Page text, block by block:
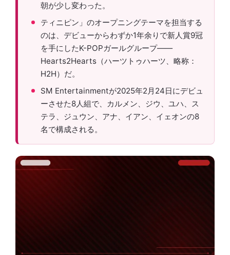
朝が少し変わった。
ティニピン」のオープニングテーマを担当する
のは、デビューからわずか1年余りで新人賞9冠
を手にしたK-POPガールグループ——
Hearts2Hearts（ハーツトゥハーツ、略称：
H2H）だ。
SM Entertainmentが2025年2月24日にデビュ
ーさせた8人組で、カルメン、ジウ、ユハ、ス
テラ、ジュウン、アナ、イアン、イェオンの8
名で構成される。